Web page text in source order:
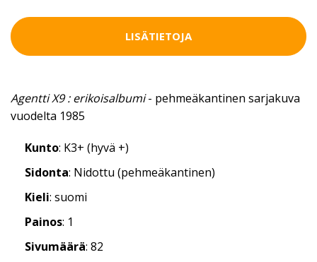
LISÄTIETOJA
Agentti X9 : erikoisalbumi- pehmeäkantinen sarjakuva
vuodelta 1985
Kunto: K3+ (hyvä +)
Sidonta: Nidottu (pehmeäkantinen)
Kieli: suomi
Painos: 1
Sivumäärä: 82